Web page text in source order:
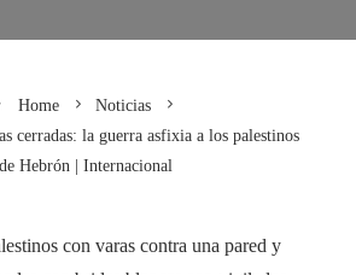
Home
Noticias
cerradas: la guerra asfixia a los palestinos
de Hebrón | Internacional
con varas contra una pared y